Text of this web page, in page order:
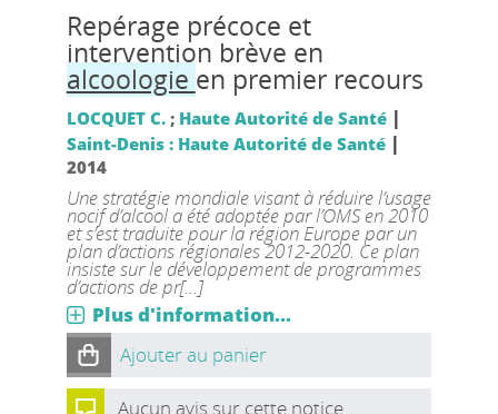
Repérage précoce et
intervention brève en
alcoologie en premier recours
LOCQUET C.; Haute Autorité de Santé |
Saint-Denis : Haute Autorité de Santé|
2014
Une stratégie mondiale visant à réduire l’usage
nocif d’alcool a été adoptée par l’OMS en 2010
et s’est traduite pour la région Europe par un
plan d’actions régionales 2012-2020. Ce plan
insiste sur le développement de programmes
d’actions de pr[...]
Plus d'information...
Ajouter au panier
Aucun avis sur cette notice.